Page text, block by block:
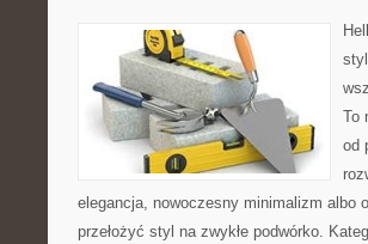
To
od
elegancja, nowoczesny minimalizm albo
przełożyć styl na zwykłe podwórko.